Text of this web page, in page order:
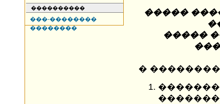
����������
���-��������
��������
�����
�����
�